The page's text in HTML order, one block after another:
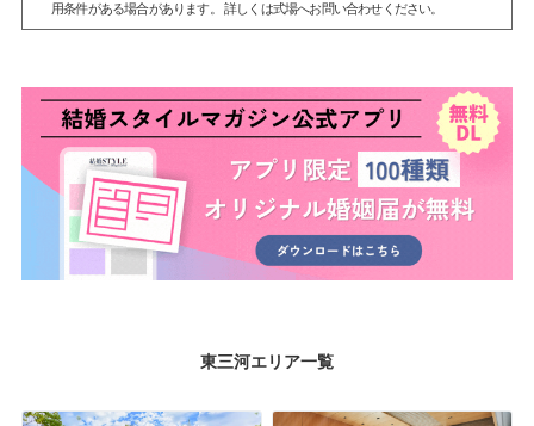
用条件がある場合があります。 詳しくは式場へお問い合わせください。
東三河エリア一覧